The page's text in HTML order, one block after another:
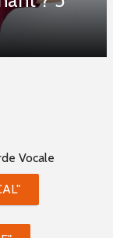
Vocale